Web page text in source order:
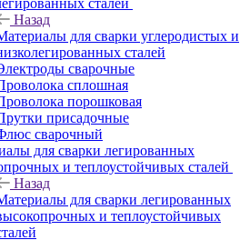
сталей
Назад
для сварки углеродистых и
сталей
сварочные
сплошная
порошковая
присадочные
сварочный
для сварки легированных
и теплоустойчивых сталей
Назад
для сварки легированных
и теплоустойчивых